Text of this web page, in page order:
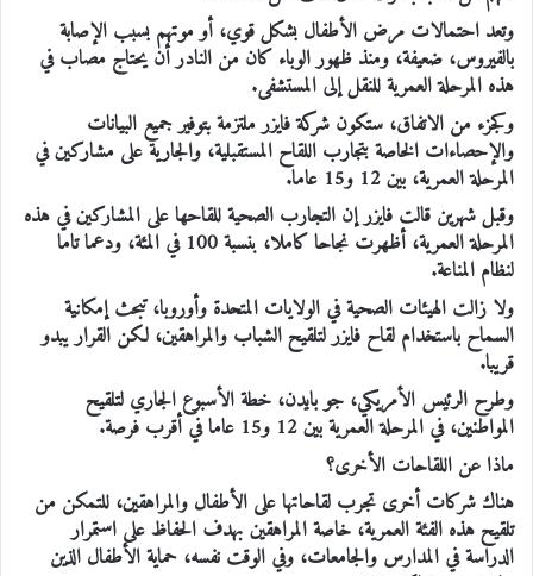
وتعد احتمالات مرض الأطفال بشكل قوي، أو موتهم بسبب الإصابة
بالفيروس، ضعيفة، ومنذ ظهور الوباء كان من النادر أن يحتاج مصاب في
هذه المرحلة العمرية للنقل إلى المستشفى.
وكجزء من الاتفاق، ستكون شركة فايزر ملتزمة بتوفير جميع البيانات
والإحصاءات الخاصة بتجارب اللقاح المستقبلية، والجارية على مشاركين في
المرحلة العمرية، بين 12 و15 عاما.
وقبل شهرين قالت فايزر إن التجارب الصحية للقاحها على المشاركين في هذه
المرحلة العمرية، أظهرت نجاحا كاملا، بنسبة 100 في المئة، ودعما تاما
لنظام المناعة.
ولا زالت الهيئات الصحية في الولايات المتحدة وأوروبا، تبحث إمكانية
السماح باستخدام لقاح فايزر لتلقيح الشباب والمراهقين، لكن القرار يبدو
قريبا.
وطرح الرئيس الأمريكي، جو بايدن، خطة الأسبوع الجاري لتلقيح
المواطنين، في المرحلة العمرية بين 12 و15 عاما في أقرب فرصة.
ماذا عن اللقاحات الأخرى؟
هناك شركات أخرى تجرب لقاحاتها على الأطفال والمراهقين، للتمكن من
تلقيح هذه الفئة العمرية، خاصة المراهقين بهدف الحفاظ على استمرار
الدراسة في المدارس والجامعات، وفي الوقت نفسه، حماية الأطفال الذين